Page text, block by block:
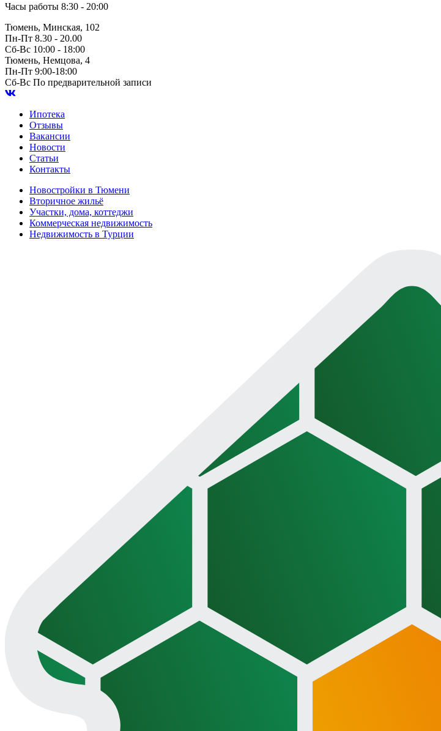
Часы работы 8:30 - 20:00
Тюмень, Минская, 102
Пн-Пт 8.30 - 20.00
Сб-Вс 10:00 - 18:00
Тюмень, Немцова, 4
Пн-Пт 9:00-18:00
Сб-Вс По предварительной записи
Ипотека
Отзывы
Вакансии
Новости
Статьи
Контакты
Новостройки в Тюмени
Вторичное жильё
Участки, дома, коттеджи
Коммерческая недвижимость
Недвижимость в Турции